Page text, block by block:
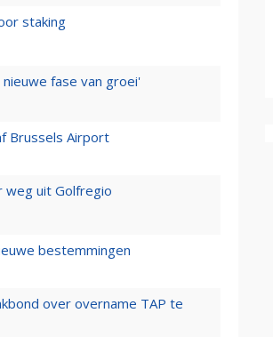
staking
fase van groei'
Brussels Airport
weg uit Golfregio
bestemmingen
over overname TAP te